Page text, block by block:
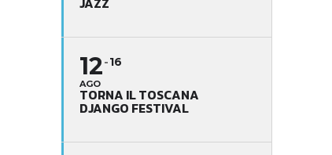
12
AGO
16
TORNA IL TOSCANA
DJANGO FESTIVAL